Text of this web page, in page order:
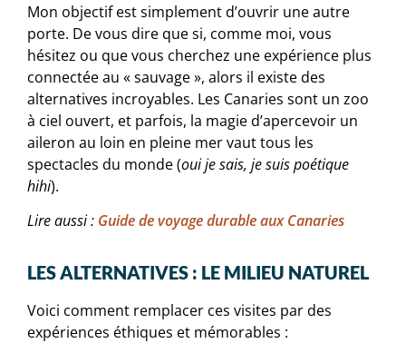
Mon objectif est simplement d’ouvrir une autre
porte. De vous dire que si, comme moi, vous
hésitez ou que vous cherchez une expérience plus
connectée au « sauvage », alors il existe des
alternatives incroyables. Les Canaries sont un zoo
à ciel ouvert, et parfois, la magie d’apercevoir un
aileron au loin en pleine mer vaut tous les
spectacles du monde (oui je sais, je suis poétique
hihi).
Lire aussi : Guide de voyage durable aux Canaries
LES ALTERNATIVES : LE MILIEU NATUREL
Voici comment remplacer ces visites par des
expériences éthiques et mémorables :